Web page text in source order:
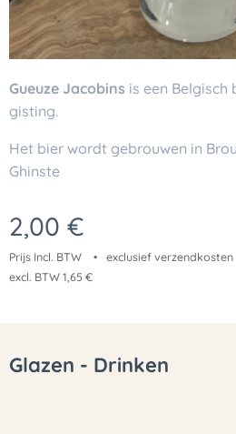
Gueuze Jacobins is een
gisting.
Het bier wordt gebrouwen in
Ghinste
2,00 €
Prijs Incl. BTW
exclusief verzendkosten
excl. BTW 1,65 €
Glazen - Drinken